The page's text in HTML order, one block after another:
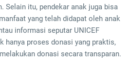
Selain itu, pendekar anak juga bisa
yang telah didapat oleh anak
informasi seputar UNICEF
hanya proses donasi yang praktis,
donasi secara transparan.